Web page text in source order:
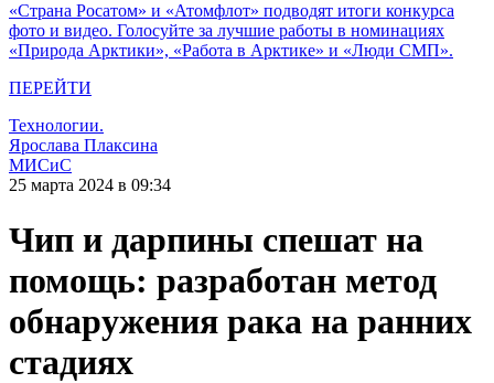
«Страна Росатом» и «Атомфлот» подводят итоги конкурса
фото и видео. Голосуйте за лучшие работы в номинациях
«Природа Арктики», «Работа в Арктике» и «Люди СМП».
ПЕРЕЙТИ
Технологии.
Ярослава Плаксина
МИСиС
25 марта 2024 в 09:34
Чип и дарпины спешат на
помощь: разработан метод
обнаружения рака на ранних
стадиях